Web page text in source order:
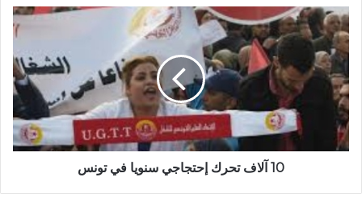
10 آلاف تحرك إحتجاجي سنويا في تونس